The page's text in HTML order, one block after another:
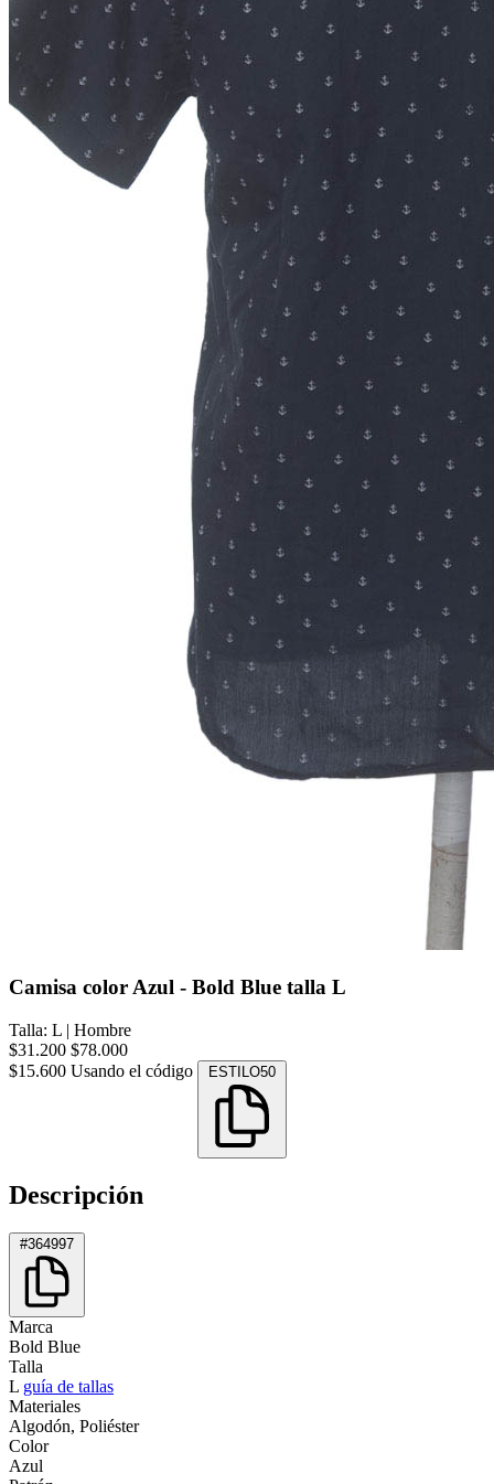
Camisa color Azul - Bold Blue talla L
Talla: L | Hombre
$31.200 $78.000
$15.600 Usando el código ESTILO50
Descripción
#364997
Marca
Bold Blue
Talla
L guía de tallas
Materiales
Algodón, Poliéster
Color
Azul